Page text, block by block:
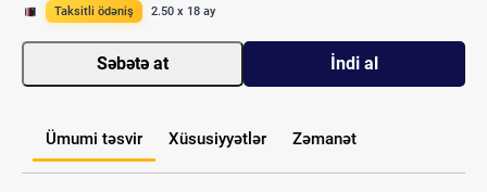
Taksitli ödəniş 2.50 x 18 ay
Səbətə at İndi al
Ümumi təsvir Xüsusiyyətlər Zəmanət